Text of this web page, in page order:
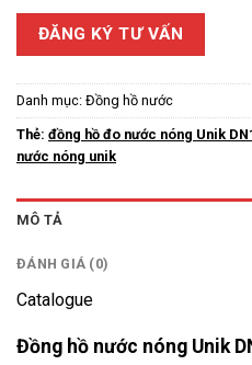
ĐĂNG KÝ TƯ VẤN
Danh mục: Đồng hồ nước
Thẻ: đồng hồ đo nước nóng Unik
nước nóng unik
MÔ TẢ
ĐÁNH GIÁ (0)
Catalogue
Đồng hồ nước nóng Unik